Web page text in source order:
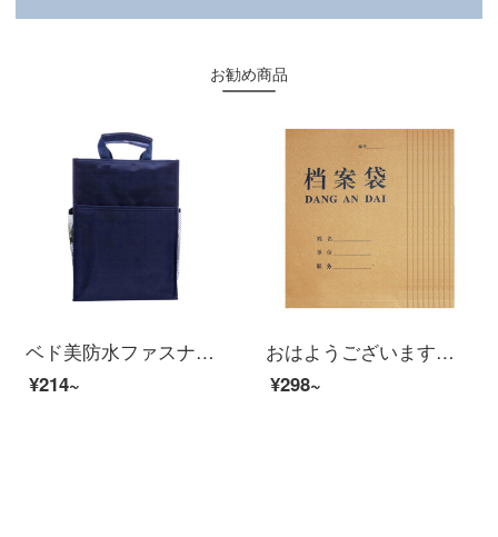
お勧め商品
ベド美防水ファスナー書類袋ズック収納資料袋A 4手提げ袋オフィス用品学生文具袋予備弁当箱袋
¥214~
おはようございます。A 4牛革の書類袋を厚くして、底の幅を5 cm 25枚お願いします。
¥298~